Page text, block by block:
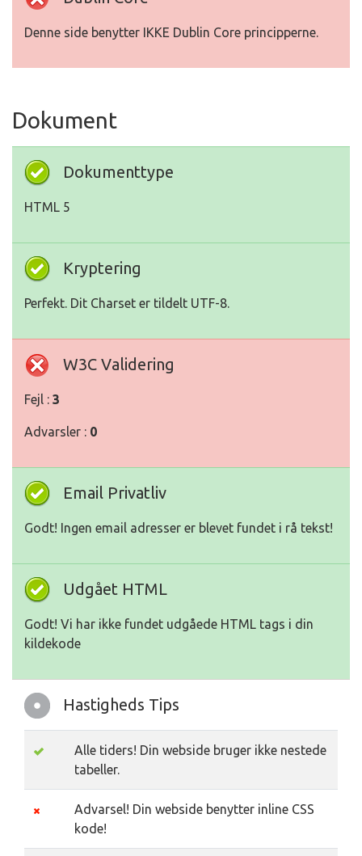
Denne side benytter IKKE Dublin Core principperne.
Dokument
Dokumenttype
HTML 5
Kryptering
Perfekt. Dit Charset er tildelt UTF-8.
W3C Validering
Fejl : 3
Advarsler : 0
Email Privatliv
Godt! Ingen email adresser er blevet fundet i rå tekst!
Udgået HTML
Godt! Vi har ikke fundet udgåede HTML tags i din
kildekode
Hastigheds Tips
Alle tiders! Din webside bruger ikke nestede
tabeller.
Advarsel! Din webside benytter inline CSS
kode!